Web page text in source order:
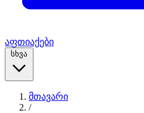
აფთიაქები
სხვა
მთავარი
/